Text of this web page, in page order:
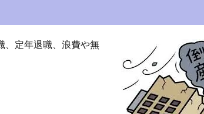
、定年退職、浪費や無